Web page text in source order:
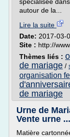
autour de la...
Lire la suite
Date: 2017-03-
Site : http://
Thèmes liés :
de mariage /
organisation
de mariage
Urne de
Vente urne ...
Matière